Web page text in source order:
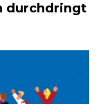
durchdringt